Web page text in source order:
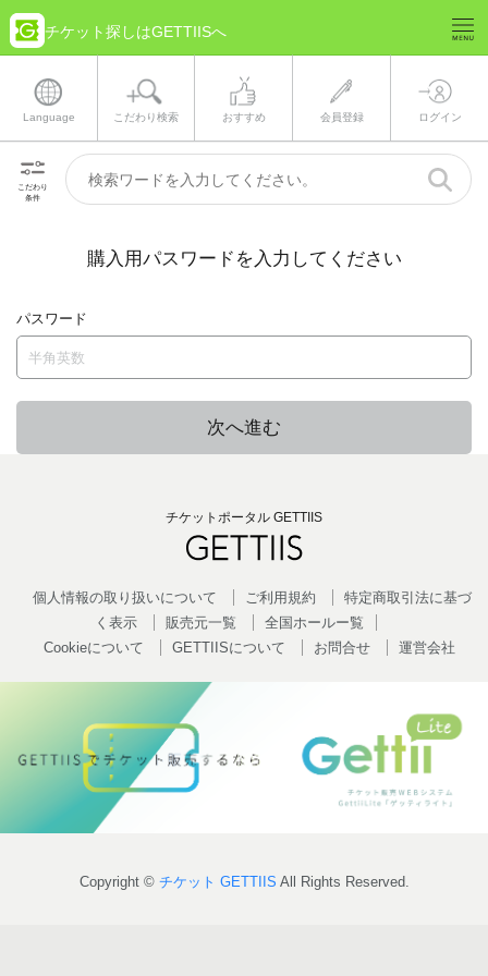
チケット探しはGETTIISへ
Language こだわり検索 おすすめ 会員登録 ログイン
こだわり
条件
購入用パスワードを入力してください
パスワード
次へ進む
チケットポータル GETTIIS
個人情報の取り扱いについて ご利用規約
特定商取引法に基づ
く表示
販売元一覧
全国ホールー覧
Cookieについて
GETTIISについて お問合せ 運営会社
Copyright © チケット GETTIIS All Rights Reserved.